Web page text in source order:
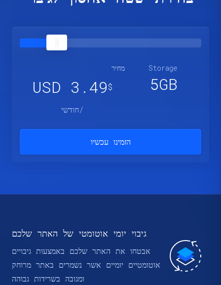
Storage
5GB
מחיר
$
3.49 USD
/חודשי
הזמינו עכשיו
גיבוי יומי אוטומטי של האתר שלכם
אבטחו את האתר שלכם באמצעות גיבויים
אוטומטיים יומיים אשר נשמרים באתר מרוחק
ומגובה בשרידות גבוהה